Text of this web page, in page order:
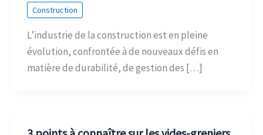
Construction
L’industrie de la construction est en pleine
évolution, confrontée à de nouveaux défis en
matière de durabilité, de gestion des […]